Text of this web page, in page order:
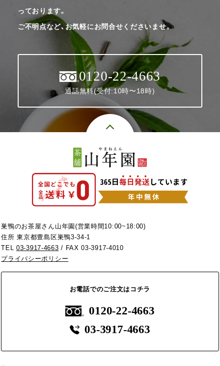
っております。
ご不明点など、お気軽にお問合せくださいませ。
0120-22-4663
通話無料(受付:10時〜18時)
巣鴨のお茶屋さん山年園(営業時間10:00~18:00)
住所 東京都豊島区巣鴨3-34-1
TEL03-3917-4663 / FAX 03-3917-4010
プライバシーポリシー
お電話でのご注文はコチラ
0120-22-4663
03-3917-4663